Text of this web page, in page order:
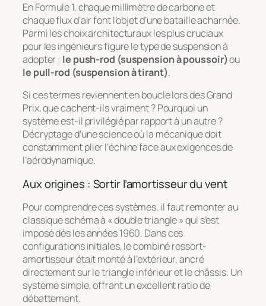
En Formule 1, chaque millimètre de carbone et
chaque flux d’air font l’objet d’une bataille acharnée.
Parmi les choix architecturaux les plus cruciaux
pour les ingénieurs figure le type de suspension à
adopter : le push-rod (suspension à poussoir)ou
le pull-rod (suspension à tirant).
Si ces termes reviennent en boucle lors des Grand
Prix, que cachent-ils vraiment ? Pourquoi un
système est-il privilégié par rapport à un autre ?
Décryptage d’une science où la mécanique doit
constamment plier l’échine face aux exigences de
l’aérodynamique.
Aux origines : Sortir l’amortisseur du vent
Pour comprendre ces systèmes, il faut remonter au
classique schéma à « double triangle » qui s’est
imposé dès les années 1960. Dans ces
configurations initiales, le combiné ressort-
amortisseur était monté à l’extérieur, ancré
directement sur le triangle inférieur et le châssis. Un
système simple, offrant un excellent ratio de
débattement.